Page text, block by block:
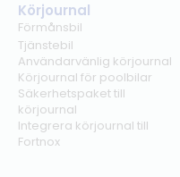
Körjournal
Förmånsbil
Tjänstebil
Användarvänlig körjournal
Körjournal för poolbilar
Säkerhetspaket till
körjournal
Integrera körjournal till
Fortnox